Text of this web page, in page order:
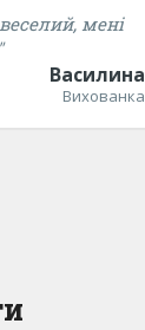
мені
Василина
Вихованка